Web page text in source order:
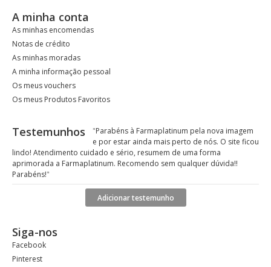
A minha conta
As minhas encomendas
Notas de crédito
As minhas moradas
A minha informação pessoal
Os meus vouchers
Os meus Produtos Favoritos
Testemunhos "Parabéns à Farmaplatinum pela nova imagem
e por estar ainda mais perto de nós. O site ficou
lindo! Atendimento cuidado e sério, resumem de uma forma
aprimorada a Farmaplatinum. Recomendo sem qualquer dúvida!!
Parabéns!"
Adicionar testemunho
Siga-nos
Facebook
Pinterest